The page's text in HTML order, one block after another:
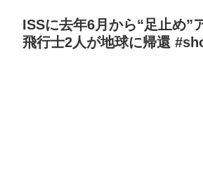
ISSに去年6月から“足止め”
飛行士2人が地球に帰還